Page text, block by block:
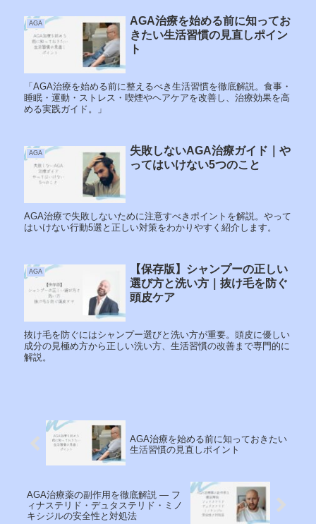
AGA
AGA治療を始める前に知ってお
きたい生活習慣の見直しポイン
ト
「AGA治療を始める前に整えるべき生活習慣を徹底解説。食事・
睡眠・運動・ストレス・喫煙やヘアケアを改善し、治療効果を高
める実践ガイド。」
AGA
失敗しないAGA治療ガイド｜や
ってはいけない5つのこと
AGA治療で失敗しないために注意すべきポイントを解説。やって
はいけない行動5選と正しい対策をわかりやすく紹介します。
AGA
【保存版】シャンプーの正しい
選び方と洗い方｜抜け毛を防ぐ
頭皮ケア
抜け毛を防ぐにはシャンプー選びと洗い方が重要。頭皮に優しい
成分の見極め方から正しい洗い方、生活習慣の改善まで専門的に
解説。
AGA治療を始める前に知っておきたい
生活習慣の見直しポイント
AGA治療薬の副作用を徹底解説 — フ
ィナステリド・デュタステリド・ミノ
キシジルの安全性と対処法